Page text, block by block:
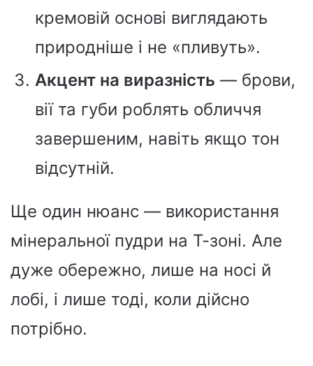
кремовій основі виглядають
природніше і не «пливуть».
Акцент на виразність — брови,
вії та губи роблять обличчя
завершеним, навіть якщо тон
відсутній.
Ще один нюанс — використання
мінеральної пудри на Т-зоні. Але
дуже обережно, лише на носі й
лобі, і лише тоді, коли дійсно
потрібно.